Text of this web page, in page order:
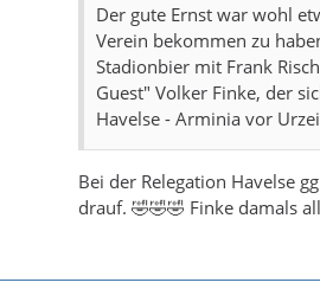
Der gute Ernst war wohl
Verein bekommen zu
Stadionbier mit Frank
Guest" Volker Finke, der
Havelse - Arminia vor
Bei der Relegation Havelse
drauf. 🤣🤣🤣 Finke damals